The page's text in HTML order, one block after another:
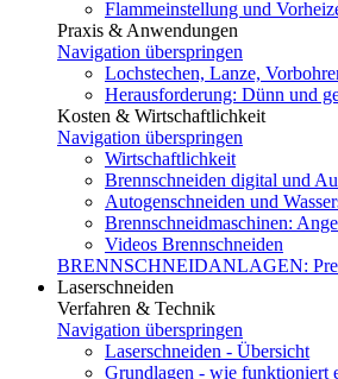
Flammeinstellung und
Praxis & Anwendungen
Navigation überspringen
Lochstechen, Lanze,
Herausforderung: Dünn und
Kosten & Wirtschaftlichkeit
Navigation überspringen
Wirtschaftlichkeit
Brennschneiden digital und
Autogenschneiden und
Brennschneidmaschinen:
Videos Brennschneiden
BRENNSCHNEIDANLAGEN:
Laserschneiden
Verfahren & Technik
Navigation überspringen
Laserschneiden - Übersicht
Grundlagen - wie funktioniert